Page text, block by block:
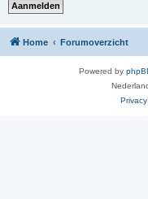
Home Forumoverzicht
Powered by
Privacy